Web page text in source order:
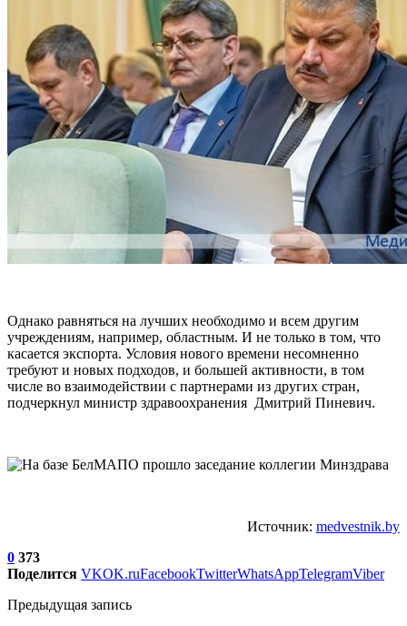
Однако равняться на лучших необходимо и всем другим
учреждениям, например, областным. И не только в том, что
касается экспорта. Условия нового времени несомненно
требуют и новых подходов, и большей активности, в том
числе во взаимодействии с партнерами из других стран,
подчеркнул министр здравоохранения Дмитрий Пиневич.
Источник: medvestnik.by
0 373
Поделится VKOK.ruFacebookTwitterWhatsAppTelegramViber
Предыдущая запись